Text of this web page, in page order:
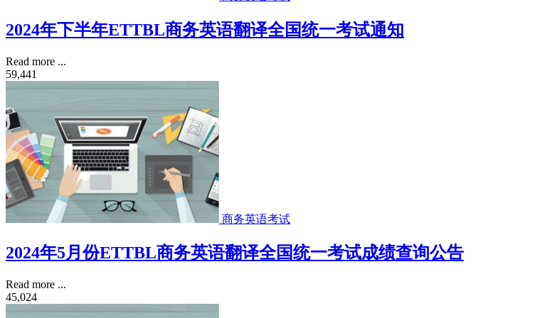
2024年下半年ETTBL商务英语翻译全国统一考试通知
Read more ...
59,441
商务英语考试
2024年5月份ETTBL商务英语翻译全国统一考试成绩查询公告
Read more ...
45,024